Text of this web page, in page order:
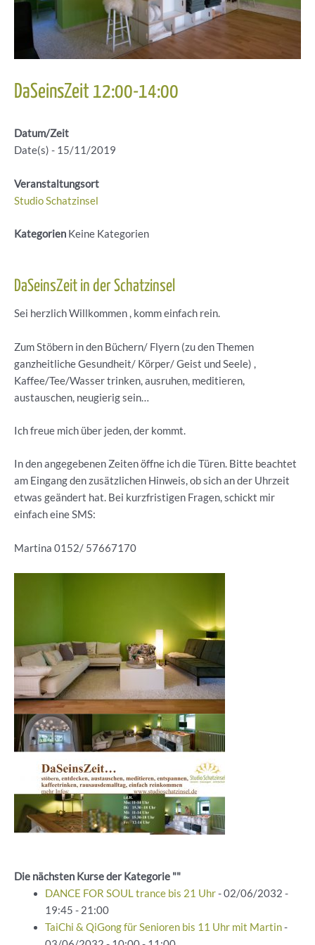
DaSeinsZeit 12:00-14:00
Datum/Zeit
Date(s) - 15/11/2019
Veranstaltungsort
Studio Schatzinsel
Kategorien Keine Kategorien
DaSeinsZeit in der Schatzinsel
Sei herzlich Willkommen , komm einfach rein.
Zum Stöbern in den Büchern/ Flyern (zu den Themen
ganzheitliche Gesundheit/ Körper/ Geist und Seele) ,
Kaffee/Tee/Wasser trinken, ausruhen, meditieren,
austauschen, neugierig sein…
Ich freue mich über jeden, der kommt.
In den angegebenen Zeiten öffne ich die Türen. Bitte beachtet
am Eingang den zusätzlichen Hinweis, ob sich an der Uhrzeit
etwas geändert hat. Bei kurzfristigen Fragen, schickt mir
einfach eine SMS:
Martina 0152/ 57667170
Die nächsten Kurse der Kategorie ""
DANCE FOR SOUL trance bis 21 Uhr- 02/06/2032 -
19:45 - 21:00
TaiChi & QiGong für Senioren bis 11 Uhr mit Martin-